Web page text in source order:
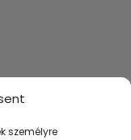
személyre